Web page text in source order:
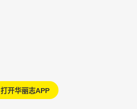
打开华丽志APP